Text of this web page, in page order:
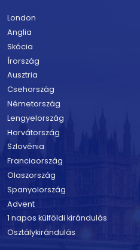
London
Anglia
Skócia
Írország
Ausztria
Csehország
Németország
Lengyelország
Horvátország
Szlovénia
Franciaország
Olaszország
Spanyolország
Advent
1 napos külföldi kirándulás
Osztálykirándulás